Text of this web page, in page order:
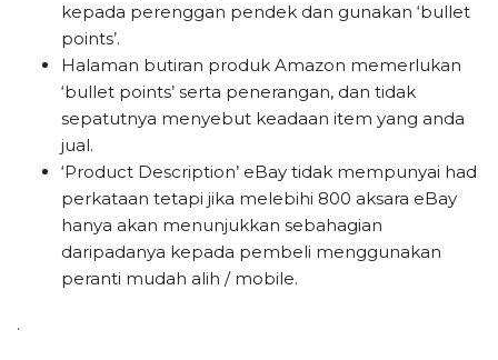
kepada perenggan pendek dan gunakan ‘bullet
points’.
Halaman butiran produk Amazon memerlukan
‘bullet points’ serta penerangan, dan tidak
sepatutnya menyebut keadaan item yang anda
jual.
‘Product Description’ eBay tidak mempunyai had
perkataan tetapi jika melebihi 800 aksara eBay
hanya akan menunjukkan sebahagian
daripadanya kepada pembeli menggunakan
peranti mudah alih / mobile.
.